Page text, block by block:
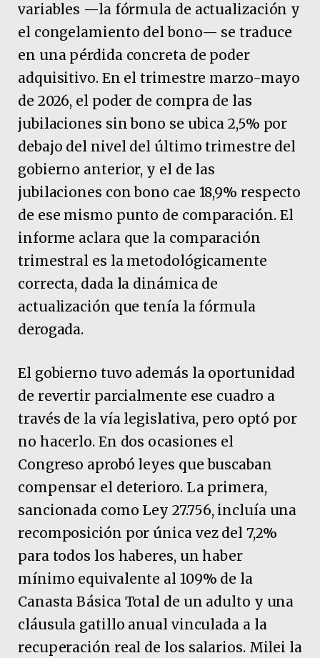
variables —la fórmula de actualización y
el congelamiento del bono— se traduce
en una pérdida concreta de poder
adquisitivo. En el trimestre marzo-mayo
de 2026, el poder de compra de las
jubilaciones sin bono se ubica 2,5% por
debajo del nivel del último trimestre del
gobierno anterior, y el de las
jubilaciones con bono cae 18,9% respecto
de ese mismo punto de comparación. El
informe aclara que la comparación
trimestral es la metodológicamente
correcta, dada la dinámica de
actualización que tenía la fórmula
derogada.
El gobierno tuvo además la oportunidad
de revertir parcialmente ese cuadro a
través de la vía legislativa, pero optó por
no hacerlo. En dos ocasiones el
Congreso aprobó leyes que buscaban
compensar el deterioro. La primera,
sancionada como Ley 27.756, incluía una
recomposición por única vez del 7,2%
para todos los haberes, un haber
mínimo equivalente al 109% de la
Canasta Básica Total de un adulto y una
cláusula gatillo anual vinculada a la
recuperación real de los salarios. Milei la